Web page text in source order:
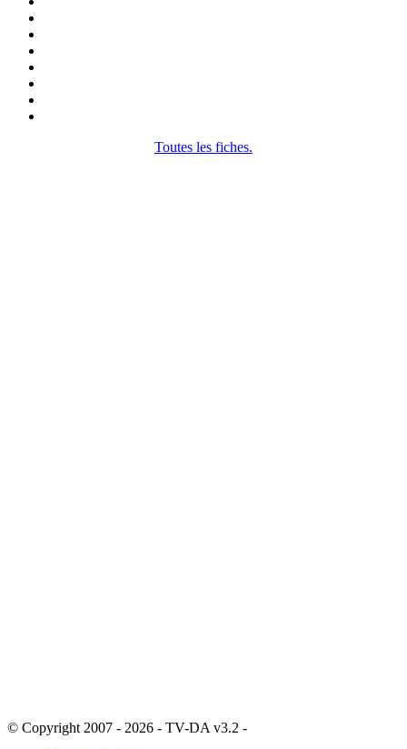
Toutes les fiches.
© Copyright 2007 - 2026 - TV-DA v3.2 -